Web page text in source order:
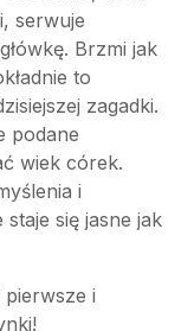
serwuje
Brzmi jak
to
zagadki.
podane
wiek córek.
i
się jasne jak
i